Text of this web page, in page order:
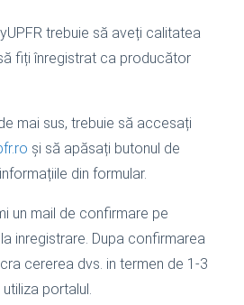
trebuie să aveți calitatea
fiți înregistrat ca producător
mai sus, trebuie să accesați
și să apăsați butonul de
din formular.
un mail de confirmare pe
inregistrare. Dupa confirmarea
cererea dvs. in termen de 1-3
portalul.